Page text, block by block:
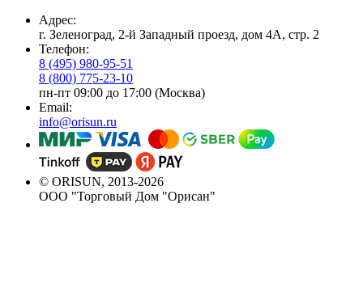
Адрес:
г. Зеленоград, 2-й Западный проезд, дом 4А, стр. 2
Телефон:
8 (495) 980-95-51
8 (800) 775-23-10
пн-пт 09:00 до 17:00 (Москва)
Email:
info@orisun.ru
© ORISUN, 2013-2026
ООО "Торговый Дом "Орисан"